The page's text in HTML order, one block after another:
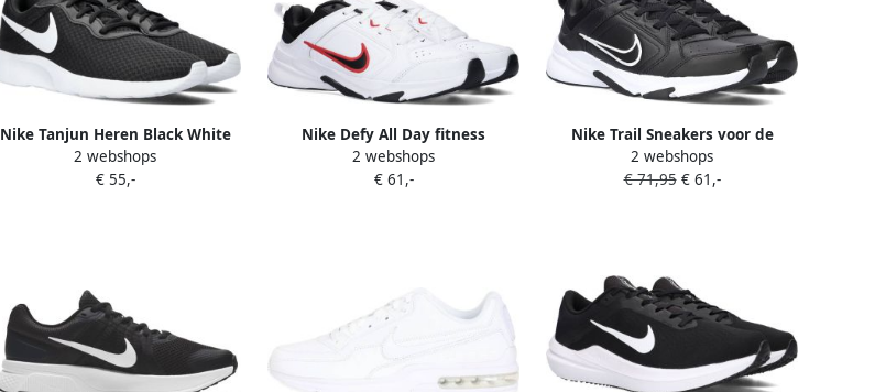
Nike Tanjun Heren Black White
Sneakers Sportschoenen Heren
2 webshops
€ 55,-
Nike Defy All Day fitness
schoenen wit zwart rood
2 webshops
€ 61,-
Nike Trail Sneakers voor de
moderne man Black Heren
2 webshops
€ 71,95€ 61,-